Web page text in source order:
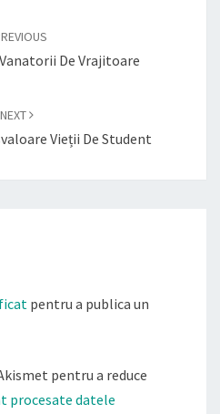
De Vrajitoare
NEXT
Vieții De Student
pentru a publica un
pentru a reduce
procesate datele